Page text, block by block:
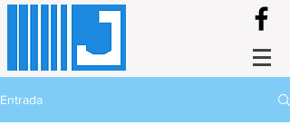
Entrada